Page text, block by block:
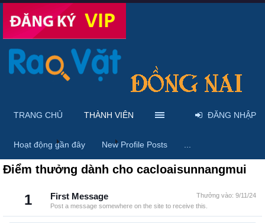
Trang chủ Thành viên cacloaisunnangmui
Điểm thưởng dành cho cacloaisunnangmui
1 Thưởng vào: 9/11/24
First Message
Post a message somewhere on the site to receive this.
TRANG CHỦ THÀNH VIÊN
Hoạt động gần đây New Profile Posts
ĐĂNG NHẬP